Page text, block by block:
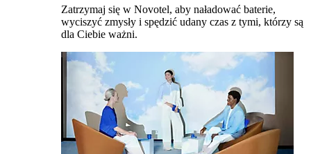
Zatrzymaj się w Novotel, aby naładować baterie,
wyciszyć zmysły i spędzić udany czas z tymi, którzy są
dla Ciebie ważni.